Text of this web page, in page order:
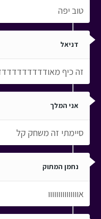
טוב יפה
דניאל
זה כיף
אני המלך
סיימתי זה משחק קל
נחמן המתוק
אווווווווווווווו